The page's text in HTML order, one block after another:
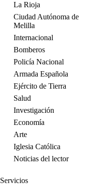
La Rioja
Ciudad Autónoma de
Melilla
Internacional
Bomberos
Policía Nacional
Armada Española
Ejército de Tierra
Salud
Investigación
Economía
Arte
Iglesia Católica
Noticias del lector
Servicios